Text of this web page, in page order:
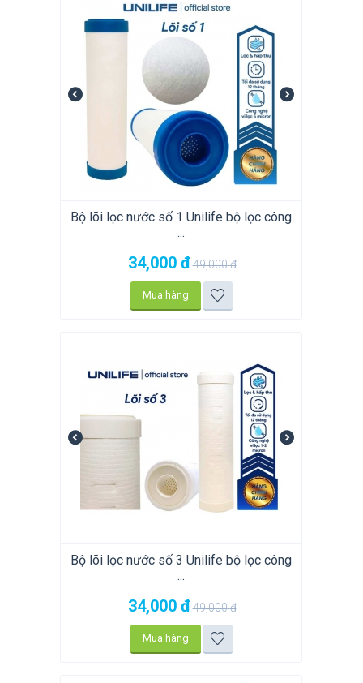
Bộ lõi lọc nước số 1 Unilife bộ lọc công
...
34,000 đ49,000đ
Mua hàng
Bộ lõi lọc nước số 3 Unilife bộ lọc công
...
34,000 đ49,000đ
Mua hàng